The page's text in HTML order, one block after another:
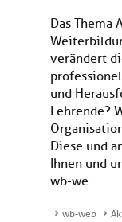
Das Thema
verändert
und
Lehrende?
Diese und
Ihnen und
wb-we...
wb-web